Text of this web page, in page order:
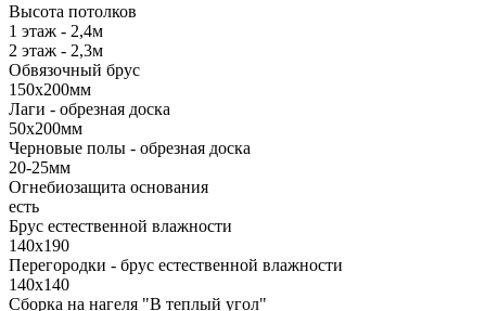
Высота потолков
1 этаж - 2,4м
2 этаж - 2,3м
Обвязочный брус
150х200мм
Лаги - обрезная доска
50х200мм
Черновые полы - обрезная доска
20-25мм
Огнебиозащита основания
есть
Брус естественной влажности
140х190
Перегородки - брус естественной влажности
140х140
Сборка на нагеля "В теплый угол"